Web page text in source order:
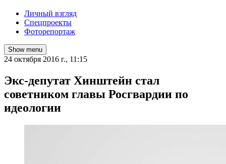
Личный взгляд
Спецпроекты
Фоторепортаж
Show menu
24 октября 2016 г., 11:15
Экс-депутат Хинштейн стал
советником главы Росгвардии по
идеологии